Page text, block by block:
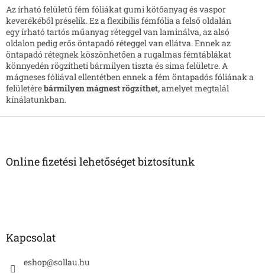
s
t
a
i
r
á
n
y
í
á
e
Az írható felületű fém fóliákat gumi kötőanyag és vaspor
keverékéből préselik. Ez a flexibilis fémfólia a felső oldalán
egy írható tartós műanyag réteggel van laminálva, az alsó
oldalon pedig erős öntapadó réteggel van ellátva. Ennek az
öntapadó rétegnek köszönhetően a rugalmas fémtáblákat
könnyedén rögzítheti bármilyen tiszta és sima felületre. A
mágneses fóliával ellentétben ennek a fém öntapadós fóliának a
felületérebármilyen mágnest rögzíthet,amelyet megtalál
kínálatunkban.
Online fizetési lehetőséget biztosítunk
Kapcsolat
eshop@sollau.hu